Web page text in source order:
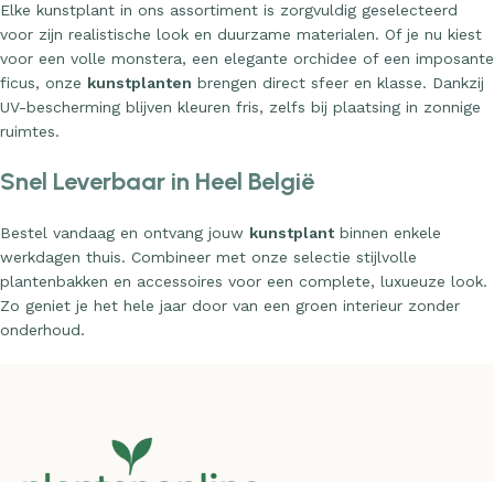
Elke kunstplant in ons assortiment is zorgvuldig geselecteerd
voor zijn realistische look en duurzame materialen. Of je nu kiest
voor een volle monstera, een elegante orchidee of een imposante
ficus, onze kunstplanten brengen direct sfeer en klasse. Dankzij
UV-bescherming blijven kleuren fris, zelfs bij plaatsing in zonnige
ruimtes.
Snel Leverbaar in Heel België
Bestel vandaag en ontvang jouw kunstplantbinnen enkele
werkdagen thuis. Combineer met onze selectie stijlvolle
plantenbakken en accessoires voor een complete, luxueuze look.
Zo geniet je het hele jaar door van een groen interieur zonder
onderhoud.